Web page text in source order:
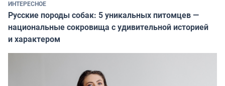
ИНТЕРЕСНОЕ
Русские породы собак: 5 уникальных питомцев —
национальные сокровища с удивительной историей
и характером